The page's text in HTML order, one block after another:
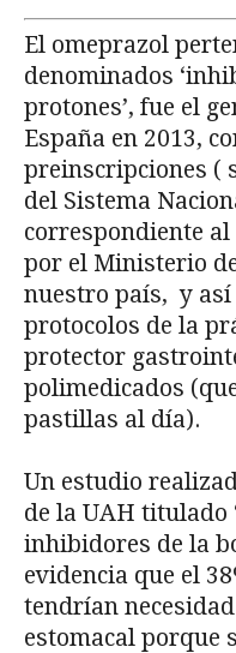
El omeprazol
denominados
protones’, fue el
España en 2013,
preinscripciones (
del Sistema
correspondiente
por el Ministerio
nuestro país, y así
protocolos de la
protector
polimedicados
pastillas al día).
Un estudio
de la UAH titulado
inhibidores de la
evidencia que el
tendrían
estomacal porque